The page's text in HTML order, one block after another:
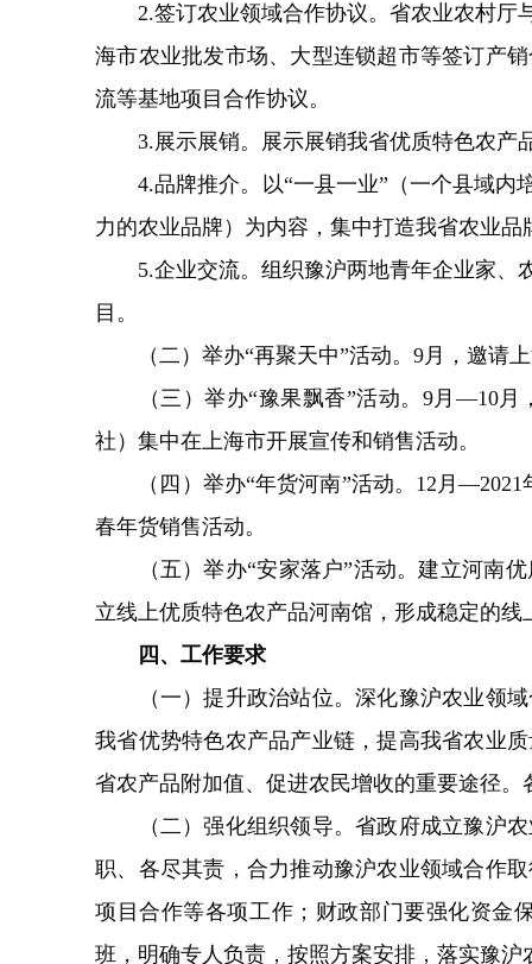
2.签订农业领域合作协议。省农业农村厅
海市农业批发市场、大型连锁超市等签订产
流等基地项目合作协议。
3.展示展销。展示展销我省优质特色农产
4.品牌推介。以“一县一业”（一个县域内
力的农业品牌）为内容，集中打造我省农业
5.企业交流。组织豫沪两地青年企业家、
目。
（二）举办“再聚天中”活动。9月，邀请上
（三）举办“豫果飘香”活动。9月—10月
社）集中在上海市开展宣传和销售活动。
（四）举办“年货河南”活动。12月—2021
春年货销售活动。
（五）举办“安家落户”活动。建立河南优
立线上优质特色农产品河南馆，形成稳定的线
四、工作要求
（一）提升政治站位。深化豫沪农业领域
我省优势特色农产品产业链，提高我省农业
省农产品附加值、促进农民增收的重要途径
（二）强化组织领导。省政府成立豫沪农
职、各尽其责，合力推动豫沪农业领域合作
项目合作等各项工作；财政部门要强化资金
班，明确专人负责，按照方案安排，落实豫沪